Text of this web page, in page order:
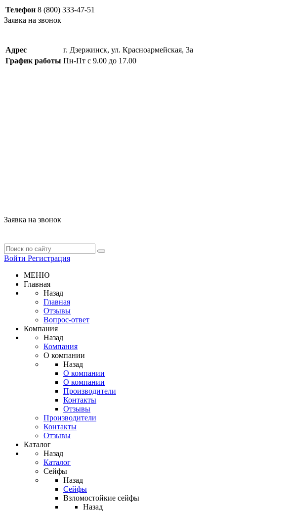
Телефон 8 (800) 333-47-51
Заявка на звонок
Адрес
г. Дзержинск, ул. Красноармейская, 3а
График работы Пн-Пт с 9.00 до 17.00
Заявка на звонок
Войти Регистрация
МЕНЮ
Главная
Назад
Главная
Отзывы
Вопрос-ответ
Компания
Назад
Компания
О компании
Назад
О компании
О компании
Производители
Контакты
Отзывы
Производители
Контакты
Отзывы
Каталог
Назад
Каталог
Сейфы
Назад
Сейфы
Взломостойкие сейфы
Назад